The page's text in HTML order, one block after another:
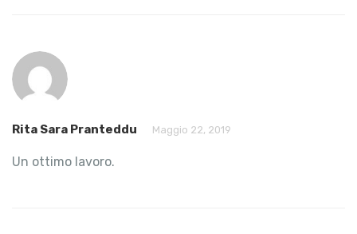
Rita Sara Pranteddu Maggio 22, 2019
Un ottimo lavoro.